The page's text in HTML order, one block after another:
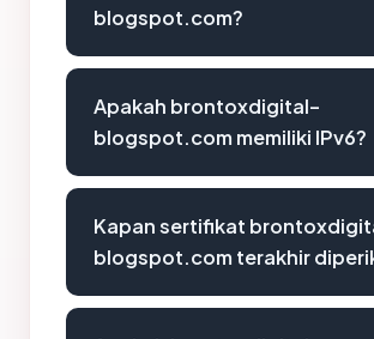
blogspot.com?
Apakah brontoxdigital-
blogspot.com memiliki IPv6?
Kapan sertifikat
blogspot.com terakhir